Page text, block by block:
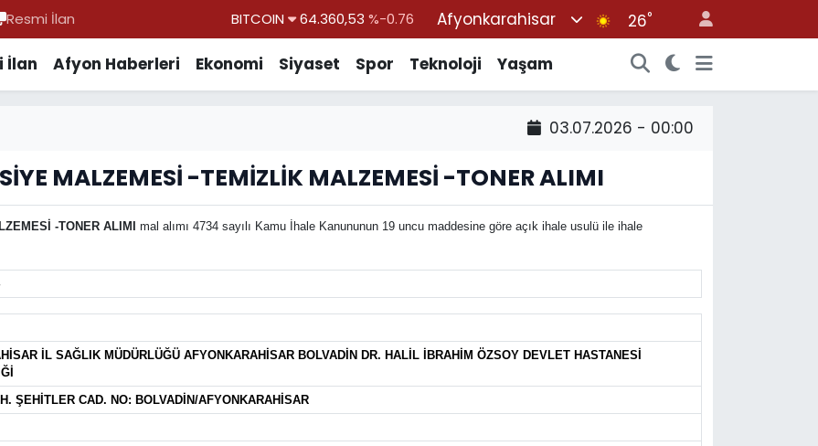
Resmi İlan BITCOIN 64.360,53 %-0.76
BİST100
13.887 %64
Afyonkarahisar 26°
İlan Afyon Haberleri Ekonomi Siyaset Spor Teknoloji Yaşam
03.07.2026 - 00:00
MALZEMESİ -TEMİZLİK MALZEMESİ -TONER ALIMI
-TONER ALIMI
mal alımı 4734 sayılı Kamu İhale Kanununun 19 uncu maddesine göre açık ihale usulü ile ihale
İL SAĞLIK MÜDÜRLÜĞÜ AFYONKARAHİSAR BOLVADİN DR. HALİL İBRAHİM ÖZSOY DEVLET HASTANESİ
ŞEHİTLER CAD. NO: BOLVADİN/AFYONKARAHİSAR